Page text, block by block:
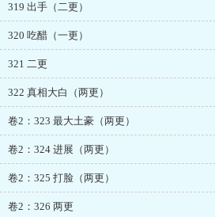
319 出手（二更）
320 吃醋（一更）
321 二更
322 真相大白（两更）
卷2：323 最大土豪（两更）
卷2：324 进展（两更）
卷2：325 打脸（两更）
卷2：326 两更